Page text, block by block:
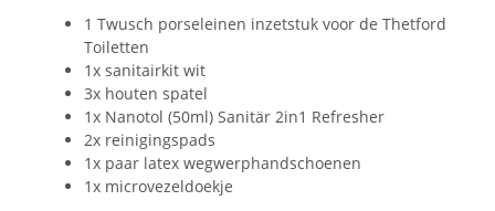
1 Twusch porseleinen inzetstuk voor de Thetford
Toiletten
1x sanitairkit wit
3x houten spatel
1x Nanotol (50ml) Sanitär 2in1 Refresher
2x reinigingspads
1x paar latex wegwerphandschoenen
1x microvezeldoekje